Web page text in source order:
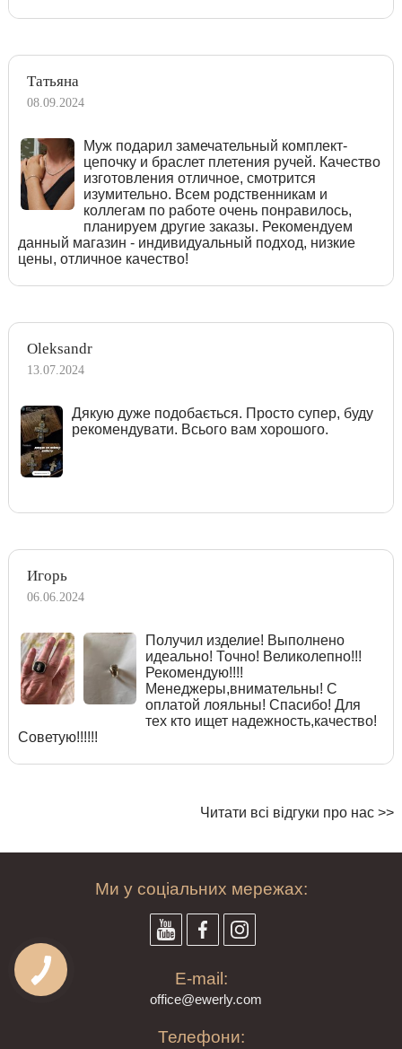
Татьяна
08.09.2024
Муж подарил замечательный комплект-
цепочку и браслет плетения ручей. Качество
изготовления отличное, смотрится
изумительно. Всем родственникам и
коллегам по работе очень понравилось,
планируем другие заказы. Рекомендуем
данный магазин - индивидуальный подход, низкие
цены, отличное качество!
Oleksandr
13.07.2024
Дякую дуже подобається. Просто супер, буду
рекомендувати. Всього вам хорошого.
Игорь
06.06.2024
Получил изделие! Выполнено
идеально! Точно! Великолепно!!!
Рекомендую!!!!
Менеджеры,внимательны! С
оплатой лояльны! Спасибо! Для
тех кто ищет надежность,качество!
Советую!!!!!!
Читати всі відгуки про нас >>
Ми у соціальних мережах:
E-mail:
office@ewerly.com
Телефони: